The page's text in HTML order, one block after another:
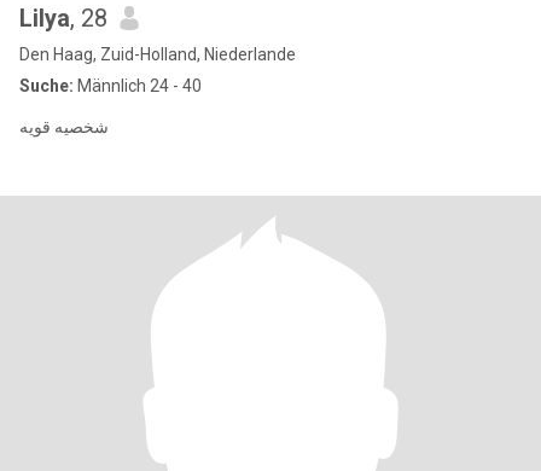
Lilya, 28
Den Haag, Zuid-Holland, Niederlande
Suche: Männlich 24 - 40
شخصيه قويه